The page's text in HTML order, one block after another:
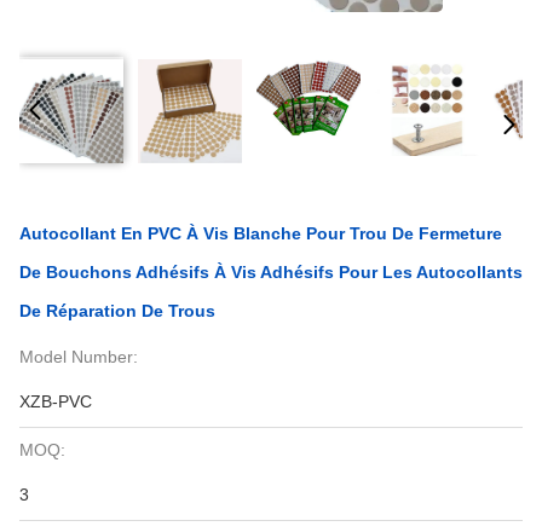
Autocollant En PVC À Vis Blanche Pour Trou De Fermeture
De Bouchons Adhésifs À Vis Adhésifs Pour Les Autocollants
De Réparation De Trous
Model Number:
XZB-PVC
MOQ:
3